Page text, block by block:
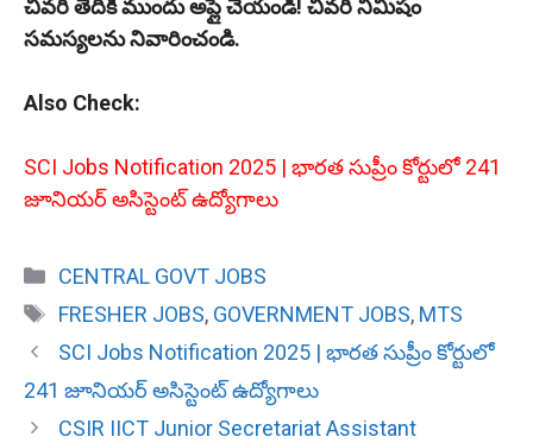
చివరి తేదీకి ముందు అప్లై చేయండి! చివరి నిమిషం
సమస్యలను నివారించండి.
Also Check:
SCI Jobs Notification 2025 | భారత సుప్రీం కోర్టులో 241
జూనియర్ అసిస్టెంట్ ఉద్యోగాలు
Categories
CENTRAL GOVT JOBS
Tags
FRESHER JOBS, GOVERNMENT JOBS, MTS
SCI Jobs Notification 2025 | భారత సుప్రీం కోర్టులో
241 జూనియర్ అసిస్టెంట్ ఉద్యోగాలు
CSIR IICT Junior Secretariat Assistant